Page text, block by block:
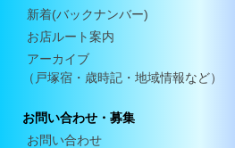
新着(バックナンバー)
お店ルート案内
アーカイブ
（戸塚宿・歳時記・地域情報など）
お問い合わせ・募集
お問い合わせ